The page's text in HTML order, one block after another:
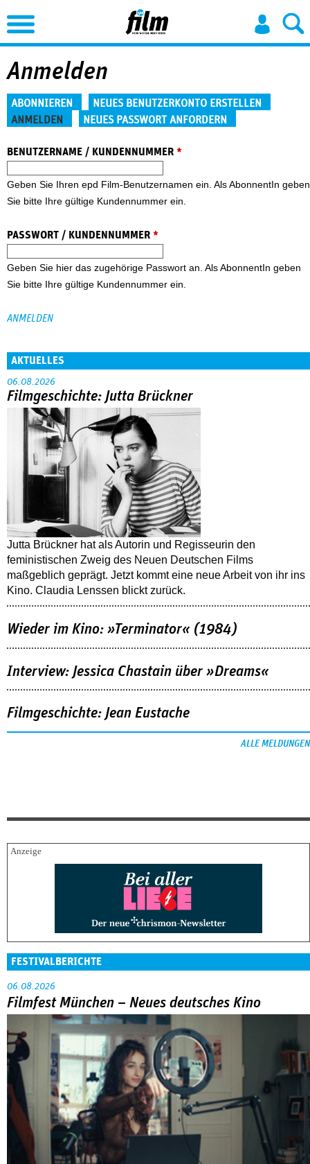
Jump to Navigation
Anmelden
Haupt-Reiter
ABONNIEREN
NEUES BENUTZERKONTO ERSTELLEN
ANMELDEN
NEUES PASSWORT ANFORDERN
BENUTZERNAME / KUNDENNUMMER *
Geben Sie Ihren epd Film-Benutzernamen ein. Als AbonnentIn geben
Sie bitte Ihre gültige Kundennummer ein.
PASSWORT / KUNDENNUMMER *
Geben Sie hier das zugehörige Passwort an. Als AbonnentIn geben
Sie bitte Ihre gültige Kundennummer ein.
AKTUELLES
06.08.2026
Filmgeschichte: Jutta Brückner
Jutta Brückner hat als Autorin und Regisseurin den
feministischen Zweig des Neuen Deutschen Films
maßgeblich geprägt. Jetzt kommt eine neue Arbeit von ihr ins
Kino. Claudia Lenssen blickt zurück.
Wieder im Kino: »Terminator« (1984)
Interview: Jessica Chastain über »Dreams«
Filmgeschichte: Jean Eustache
ALLE MELDUNGEN
FESTIVALBERICHTE
06.08.2026
Filmfest München – Neues deutsches Kino